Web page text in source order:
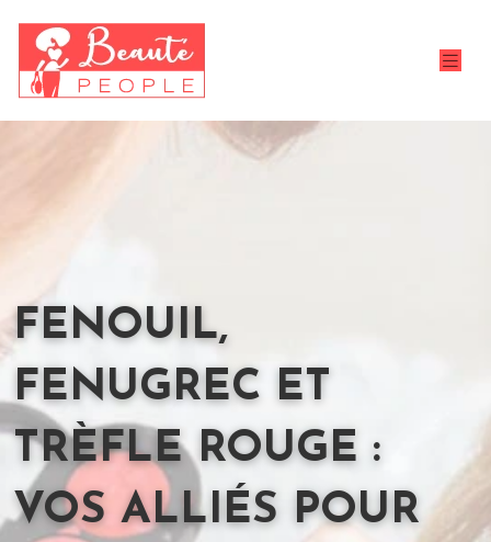
FENOUIL,
FENUGREC ET
TRÈFLE ROUGE :
VOS ALLIÉS POUR